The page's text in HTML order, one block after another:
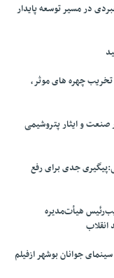
در مسیر توسعه پایدار
چهره های موثر،
صنعت و ایثار پتروشیمی
جدی برای رفع
هیأت‌مدیره
جوانان بوشهر ازفیلم